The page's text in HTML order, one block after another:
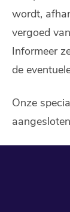
wordt,
vergoed
Informeer
de
Onze